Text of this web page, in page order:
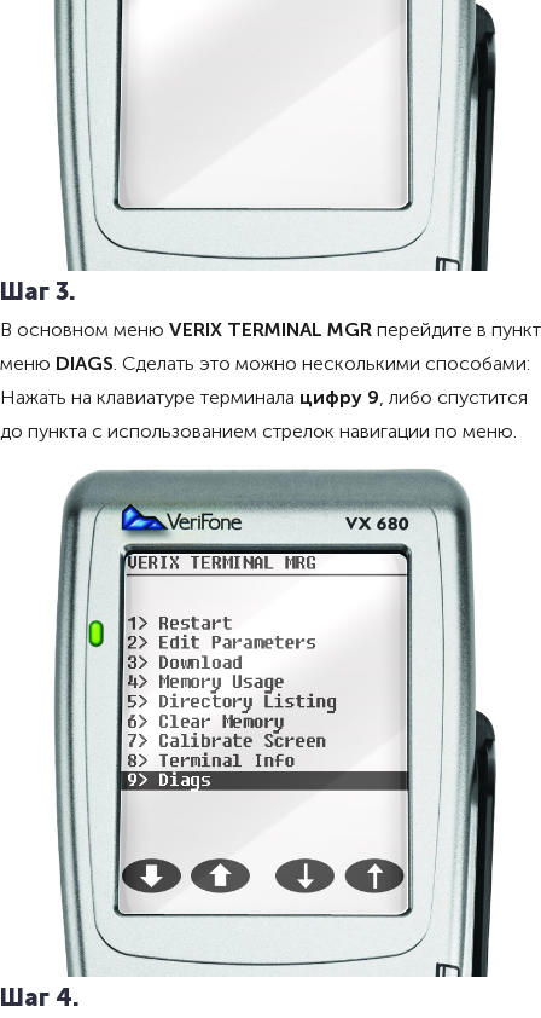
Шаг 3.
В основном меню VERIX TERMINAL MGR перейдите в пункт
меню DIAGS. Сделать это можно несколькими способами:
Нажать на клавиатуре терминала цифру 9, либо спустится
до пункта с использованием стрелок навигации по меню.
Шаг 4.